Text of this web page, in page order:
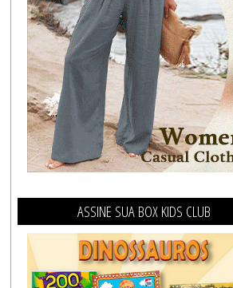
ASSINE SUA BOX KIDS CLUB